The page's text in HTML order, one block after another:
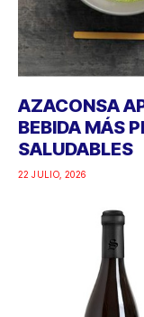
AZACONSA
BEBIDA MÁS
SALUDABLES
22 JULIO, 2026